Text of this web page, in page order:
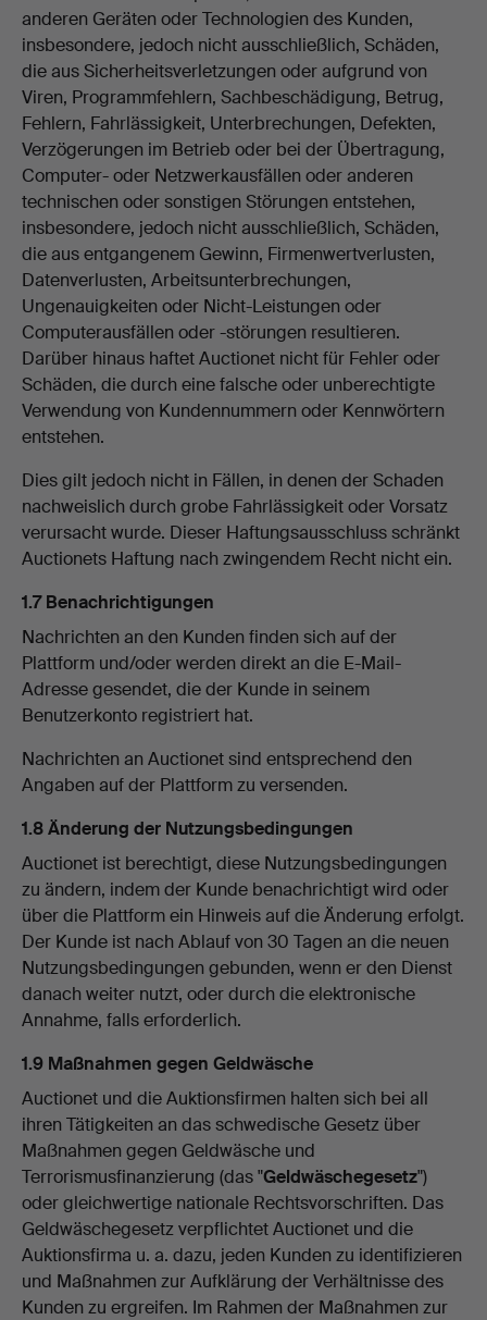
anderen Geräten oder Technologien des Kunden,
insbesondere, jedoch nicht ausschließlich, Schäden,
die aus Sicherheitsverletzungen oder aufgrund von
Viren, Programmfehlern, Sachbeschädigung, Betrug,
Fehlern, Fahrlässigkeit, Unterbrechungen, Defekten,
Verzögerungen im Betrieb oder bei der Übertragung,
Computer- oder Netzwerkausfällen oder anderen
technischen oder sonstigen Störungen entstehen,
insbesondere, jedoch nicht ausschließlich, Schäden,
die aus entgangenem Gewinn, Firmenwertverlusten,
Datenverlusten, Arbeitsunterbrechungen,
Ungenauigkeiten oder Nicht-Leistungen oder
Computerausfällen oder -störungen resultieren.
Darüber hinaus haftet Auctionet nicht für Fehler oder
Schäden, die durch eine falsche oder unberechtigte
Verwendung von Kundennummern oder Kennwörtern
entstehen.
Dies gilt jedoch nicht in Fällen, in denen der Schaden
nachweislich durch grobe Fahrlässigkeit oder Vorsatz
verursacht wurde. Dieser Haftungsausschluss schränkt
Auctionets Haftung nach zwingendem Recht nicht ein.
1.7 Benachrichtigungen
Nachrichten an den Kunden finden sich auf der
Plattform und/oder werden direkt an die E-Mail-
Adresse gesendet, die der Kunde in seinem
Benutzerkonto registriert hat.
Nachrichten an Auctionet sind entsprechend den
Angaben auf der Plattform zu versenden.
1.8 Änderung der Nutzungsbedingungen
Auctionet ist berechtigt, diese Nutzungsbedingungen
zu ändern, indem der Kunde benachrichtigt wird oder
über die Plattform ein Hinweis auf die Änderung erfolgt.
Der Kunde ist nach Ablauf von 30 Tagen an die neuen
Nutzungsbedingungen gebunden, wenn er den Dienst
danach weiter nutzt, oder durch die elektronische
Annahme, falls erforderlich.
1.9 Maßnahmen gegen Geldwäsche
Auctionet und die Auktionsfirmen halten sich bei all
ihren Tätigkeiten an das schwedische Gesetz über
Maßnahmen gegen Geldwäsche und
Terrorismusfinanzierung (das "Geldwäschegesetz")
oder gleichwertige nationale Rechtsvorschriften. Das
Geldwäschegesetz verpflichtet Auctionet und die
Auktionsfirma u. a. dazu, jeden Kunden zu identifizieren
und Maßnahmen zur Aufklärung der Verhältnisse des
Kunden zu ergreifen. Im Rahmen der Maßnahmen zur